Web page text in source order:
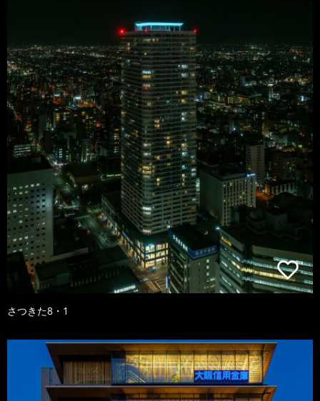
さつきた8・1